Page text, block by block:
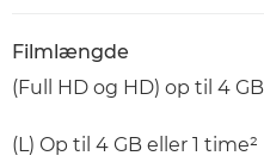
Filmlængde
(Full HD og HD) op til 4
(L) Op til 4 GB eller 1 time²